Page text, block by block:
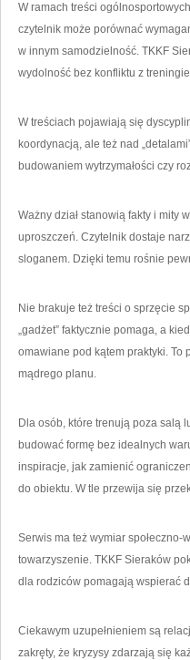
W ramach treści
czytelnik może porównać
w innym samodzielność. TKKF
wydolność bez konfliktu z
W treściach pojawiają się
koordynacją, ale też nad
budowaniem wytrzymałości czy
Ważny dział stanowią fakty i mity
uproszczeń. Czytelnik dostaje
sloganem. Dzięki temu rośnie
Nie brakuje też treści o sprzęcie
„gadżet” faktycznie pomaga, a
omawiane pod kątem praktyki. To
mądrego planu.
Dla osób, które trenują poza salą
budować formę bez idealnych
inspiracje, jak zamienić
do obiektu. W tle przewija się
Serwis ma też wymiar
towarzyszenie. TKKF Sieraków
dla rodziców pomagają wspierać
Ciekawym uzupełnieniem są
zakręty, że kryzysy zdarzają się